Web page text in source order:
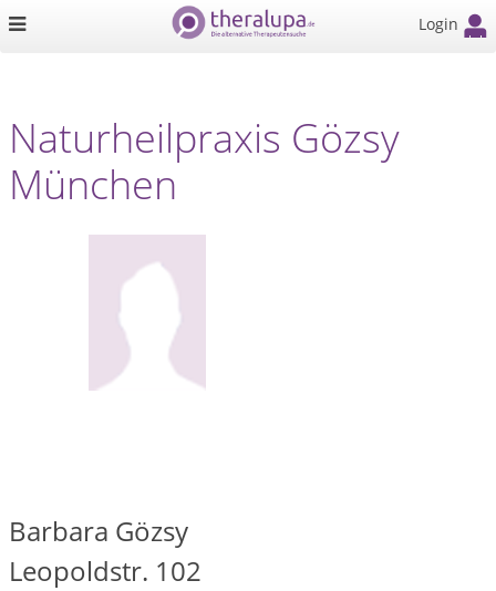
Login
Naturheilpraxis Gözsy
München
Barbara Gözsy
Leopoldstr. 102